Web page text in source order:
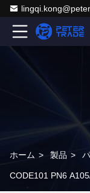
ホーム > 製品 >
CODE101 PN6